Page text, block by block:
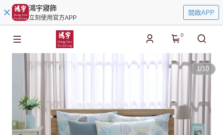
鴻宇寢飾
立刻使用官方APP
開啟APP
0
1/10